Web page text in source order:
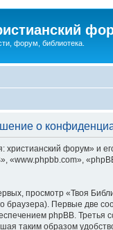
форум, библиотека.
о
христианский форум» и
«www.phpbb.com»,
просмотр «Твоя
Первые две
phpBB. Третья
таким образом